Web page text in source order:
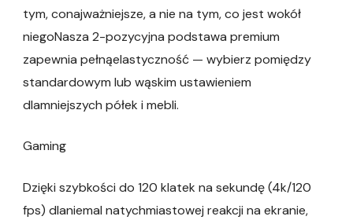
tym, conajważniejsze, a nie na tym, co jest wokół
niegoNasza 2-pozycyjna podstawa premium
zapewnia pełnąelastyczność — wybierz pomiędzy
standardowym lub wąskim ustawieniem
dlamniejszych półek i mebli.
Gaming
Dzięki szybkości do 120 klatek na sekundę (4k/120
fps) dlaniemal natychmiastowej reakcji na ekranie,